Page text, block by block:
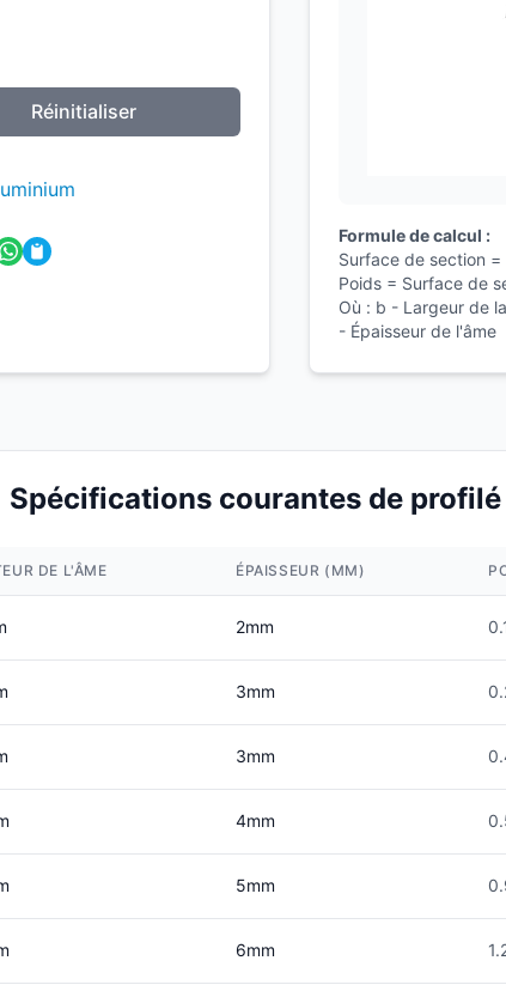
Réinitialiser
Formule de calcul :
Surface de section =
Poids = Surface de
Où : b - Largeur de
- Épaisseur de l'âme
Spécifications courantes de profilé
DE L'ÂME ÉPAISSEUR (MM)
2mm
3mm
3mm
4mm
5mm
6mm